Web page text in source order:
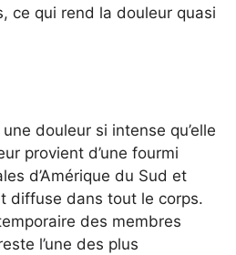
ce qui rend la douleur quasi
douleur si intense qu’elle
provient d’une fourmi
d’Amérique du Sud et
diffuse dans tout le corps.
des membres
l’une des plus